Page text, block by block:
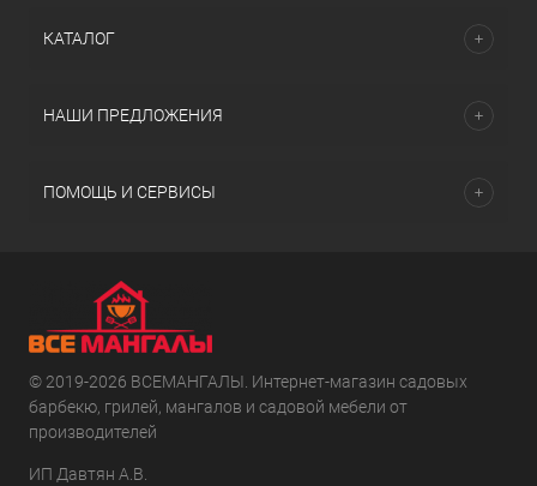
КАТАЛОГ
НАШИ ПРЕДЛОЖЕНИЯ
ПОМОЩЬ И СЕРВИСЫ
© 2019-2026 ВСЕМАНГАЛЫ. Интернет-магазин садовых
барбекю, грилей, мангалов и садовой мебели от
производителей
ИП Давтян А.В.